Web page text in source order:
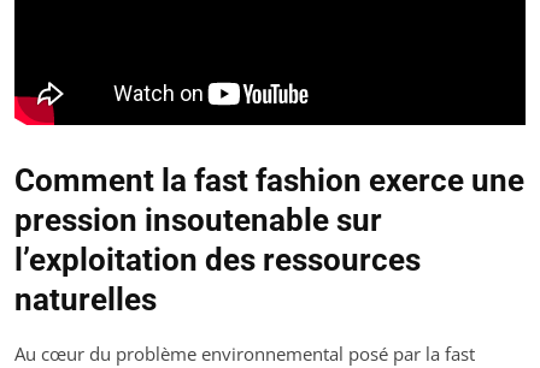
Comment la fast fashion exerce une
pression insoutenable sur
l’exploitation des ressources
naturelles
Au cœur du problème environnemental posé par la fast